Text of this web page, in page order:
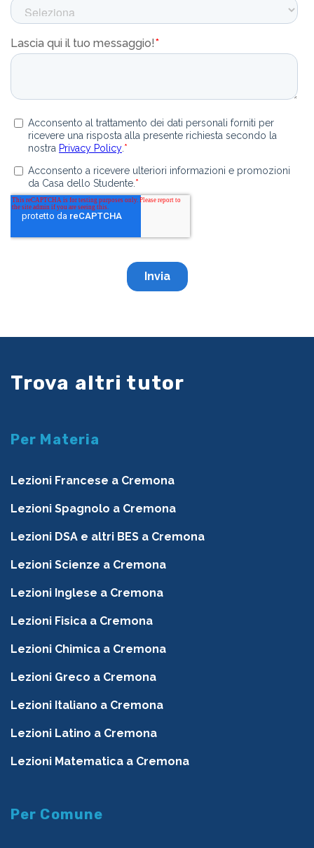
Trova altri tutor
Per Materia
Lezioni Francese a Cremona
Lezioni Spagnolo a Cremona
Lezioni DSA e altri BES a Cremona
Lezioni Scienze a Cremona
Lezioni Inglese a Cremona
Lezioni Fisica a Cremona
Lezioni Chimica a Cremona
Lezioni Greco a Cremona
Lezioni Italiano a Cremona
Lezioni Latino a Cremona
Lezioni Matematica a Cremona
Per Comune